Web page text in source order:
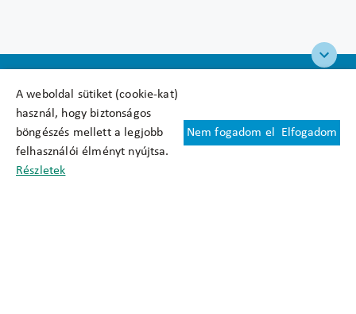
A weboldal sütiket (cookie-kat)
használ, hogy biztonságos
böngészés mellett a legjobb
felhasználói élményt nyújtsa.
Részletek
Nem fogadom el Elfogadom
Felhasználási feltételek